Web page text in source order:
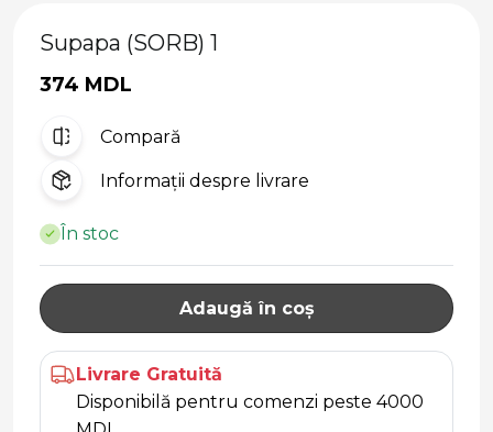
Supapa (SORB) 1
374 MDL
Compară
Informații despre livrare
În stoc
Adaugă în coș
Livrare Gratuită
Disponibilă pentru comenzi peste 4000